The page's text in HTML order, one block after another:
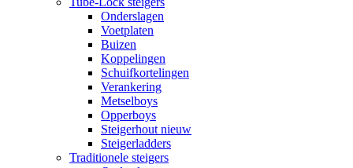
Onderslagen
Voetplaten
Buizen
Koppelingen
Schuifkortelingen
Verankering
Metselboys
Opperboys
Steigerhout nieuw
Steigerladders
Traditionele steigers